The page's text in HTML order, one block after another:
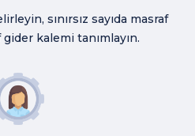
sınırsız sayıda masraf
kalemi tanımlayın.